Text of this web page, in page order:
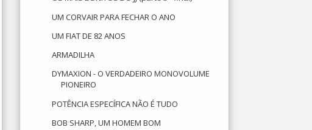
UM CORVAIR PARA FECHAR O ANO
UM FIAT DE 82 ANOS
ARMADILHA
DYMAXION - O VERDADEIRO MONOVOLUME
PIONEIRO
POTÊNCIA ESPECÍFICA NÃO É TUDO
BOB SHARP, UM HOMEM BOM